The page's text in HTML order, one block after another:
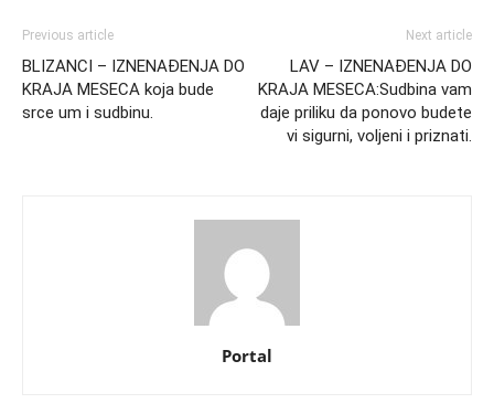
Previous article
BLIZANCI – IZNENAĐENJA DO
KRAJA MESECA koja bude
srce um i sudbinu.
Next article
LAV – IZNENAĐENJA DO
KRAJA MESECA:Sudbina vam
daje priliku da ponovo budete
vi sigurni, voljeni i priznati.
Portal